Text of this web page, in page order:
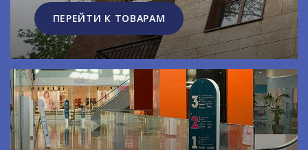
ПЕРЕЙТИ К ТОВАРАМ